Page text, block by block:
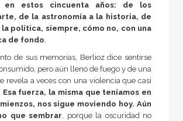
de la cultura
en estos cincuenta años: de los
de la astronomía a la historia, de
la política, siempre, cómo no, con una
de fondo.
de sus memorias, Berlioz dice sentirse
pero aún lleno de fuego y de una
revela a veces con una violencia que casi
Esa fuerza, la misma que teníamos en
nos sigue moviendo hoy. Aún
que sembrar, porque la oscuridad no